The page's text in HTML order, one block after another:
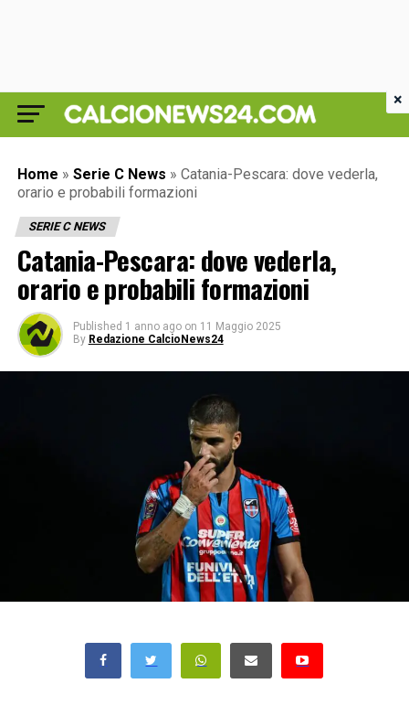
Home » Serie C News » Catania-Pescara: dove vederla,
orario e probabili formazioni
SERIE C NEWS
Catania-Pescara: dove vederla,
orario e probabili formazioni
Published 1 anno ago on 11 Maggio 2025
By Redazione CalcioNews24
×